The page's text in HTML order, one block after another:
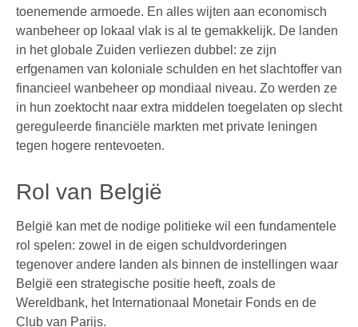
toenemende armoede. En alles wijten aan economisch
wanbeheer op lokaal vlak is al te gemakkelijk. De landen
in het globale Zuiden verliezen dubbel: ze zijn
erfgenamen van koloniale schulden en het slachtoffer van
financieel wanbeheer op mondiaal niveau. Zo werden ze
in hun zoektocht naar extra middelen toegelaten op slecht
gereguleerde financiële markten met private leningen
tegen hogere rentevoeten.
Rol van België
België kan met de nodige politieke wil een fundamentele
rol spelen: zowel in de eigen schuldvorderingen
tegenover andere landen als binnen de instellingen waar
België een strategische positie heeft, zoals de
Wereldbank, het Internationaal Monetair Fonds en de
Club van Parijs.